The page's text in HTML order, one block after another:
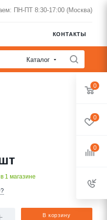
ПН-ПТ 8:30-17:00 (Москва)
КОНТАКТЫ
Каталог
в 1 магазине
В корзину
0
0
0